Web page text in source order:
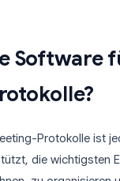
Software
Protokolle ist
die wichtigsten